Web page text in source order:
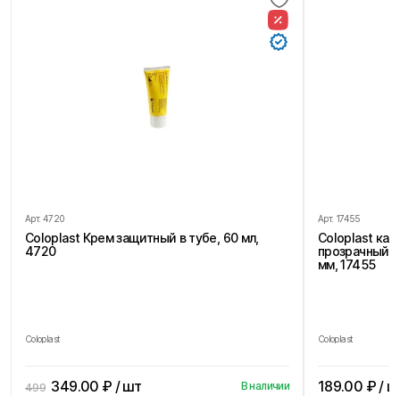
Арт. 4720
Coloplast Крем защитный в тубе, 60 мл,
4720
Coloplast
499 349.00 ₽ / шт В наличии
Арт. 17455
Coloplast
прозрачный,
мм, 17455
Coloplast
189.00 ₽ /